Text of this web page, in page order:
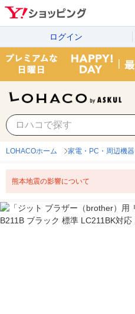
ログイン
LOHACOホーム 家電・PC・周辺機器
熊本地震の影響について